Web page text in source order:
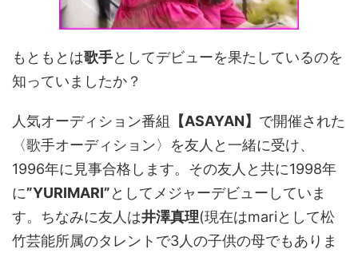
もともとは歌手としてデビューを果たしているのを
知っていましたか？
人気オーディション番組 【ASAYAN】 で開催された
〈歌手オーディション〉を友人と一緒に受け、
1996年に見事合格します。その友人と共に1998年
に”YURIMARI”としてメジャーデビューしていま
す。ちなみに友人は井澤真理(現在はmariとして松
竹芸能所属のタレントで3人の子供の母でもありま